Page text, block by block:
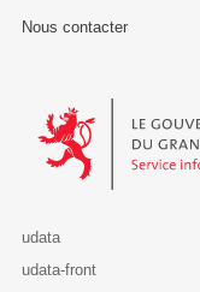
Nous contacter
Le Gouvernement du
udata
udata-front